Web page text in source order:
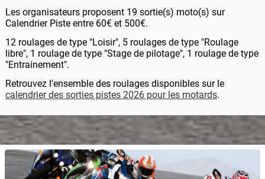
Les organisateurs proposent 19 sortie(s) moto(s) sur
Calendrier Piste entre 60€ et 500€.
12 roulages de type "Loisir", 5 roulages de type "Roulage
libre", 1 roulage de type "Stage de pilotage", 1 roulage de type
"Entrainement".
Retrouvez l'ensemble des roulages disponibles sur le
calendrier des sorties pistes 2026 pour les motards.